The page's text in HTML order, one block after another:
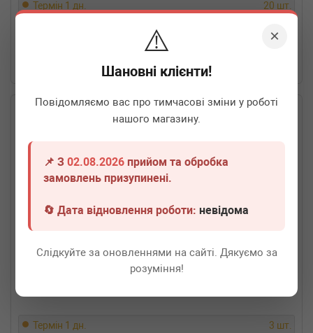
×
⚠️
Шановні клієнти!
Повідомляємо вас про тимчасові зміни у роботі
нашого магазину.
📌 З02.08.2026 прийом та обробка
замовлень призупинені.
🔄 Дата відновлення роботи:невідома
Слідкуйте за оновленнями на сайті. Дякуємо за
розуміння!
Термін 1 дн. 20 шт.
Всі ціни
В кошик
Термін 1 дн. 3 шт.